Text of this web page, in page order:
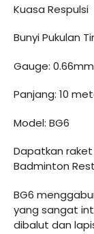
Kuasa Respulsi
Bunyi Pukulan
Gauge: 0.66mm
Panjang: 10
Model: BG6
Dapatkan raket
Badminton
BG6
yang sangat
dibalut dan